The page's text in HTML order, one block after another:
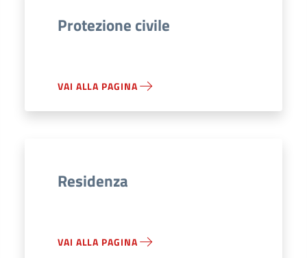
Protezione civile
VAI ALLA PAGINA
Residenza
VAI ALLA PAGINA